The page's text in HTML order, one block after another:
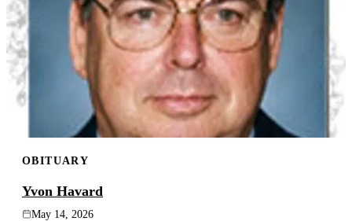
OBITUARY
Yvon Havard
May 14, 2026